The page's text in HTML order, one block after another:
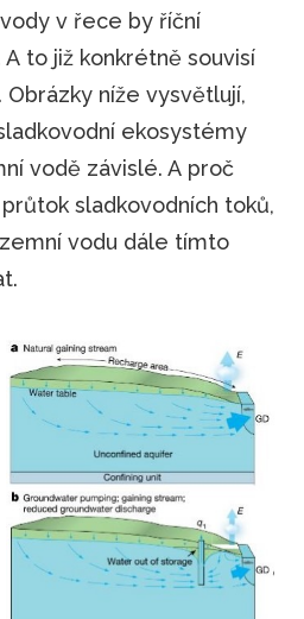
v řece by říční
to již konkrétně souvisí
níže vysvětlují,
ekosystémy
vodě závislé. A proč
sladkovodních toků,
vodu dále tímto